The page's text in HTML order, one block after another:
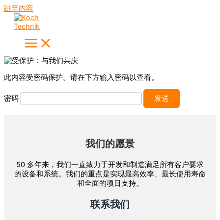
跳至内容
此内容受密码保护。请在下方输入密码以查看。
密码
我们的愿景
50 多年来，我们一直致力于开发和制造满足所有客户要求
的设备和系统。我们的重点是实现最高效率、最长使用寿命
和全面的项目支持。
联系我们